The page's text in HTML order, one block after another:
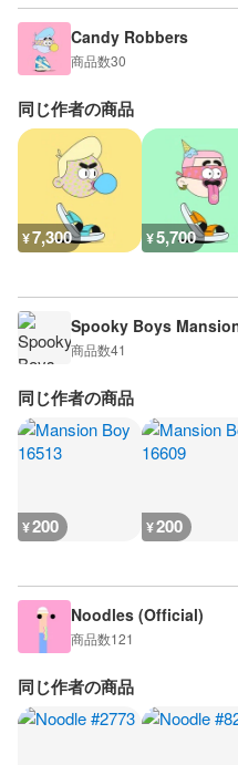
Candy Robbers
商品数30
同じ作者の商品
¥7,300 ¥5,700
Spooky Boys
商品数41
同じ作者の商品
¥200 ¥200
Noodles (Official)
商品数121
同じ作者の商品